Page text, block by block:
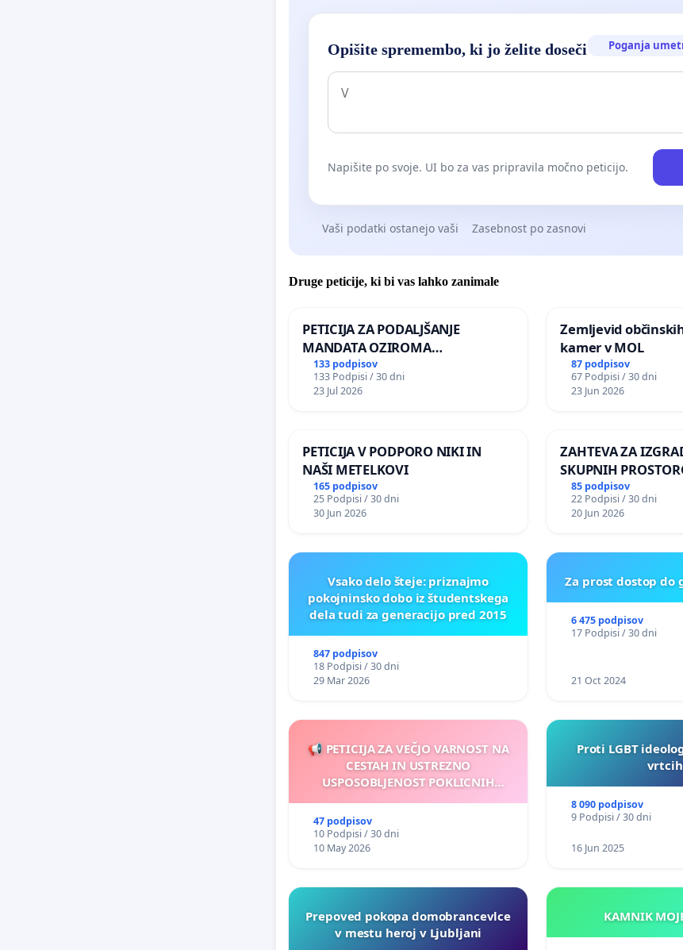
Opišite spremembo, ki jo želite doseči Poganja
Napišite po svoje. UI bo za vas pripravila močno peticijo.
Vaši podatki ostanejo vaši Zasebnost po zasnovi
Druge peticije, ki bi vas lahko zanimale
PETICIJA ZA PODALJŠANJE
MANDATA OZIROMA
ČIMPREJŠNJO PONOVNO
NAPOTITEV GOSPODA BERNARDA
ŠRAJNERJA NA VELEPOSLANIŠTVO
133 podpisov
133 Podpisi / 30 dni
23 Jul 2026
Zemljevid
kamer v MOL
87 podpisov
67 Podpisi / 30 dni
23 Jun 2026
PETICIJA V PODPORO NIKI IN
NAŠI METELKOVI
165 podpisov
25 Podpisi / 30 dni
30 Jun 2026
ZAHTEVA ZA
SKUPNIH
PREBIVALCE
SKUPNOSTI
85 podpisov
22 Podpisi / 30 dni
20 Jun 2026
Vsako delo šteje: priznajmo
pokojninsko dobo iz študentskega
dela tudi za generacijo pred 2015
847 podpisov
18 Podpisi / 30 dni
29 Mar 2026
Za prost dostop do
6 475 podpisov
17 Podpisi / 30 dni
21 Oct 2024
📢 PETICIJA ZA VEČJO VARNOST NA
CESTAH IN USTREZNO
USPOSOBLJENOST POKLICNIH
47 podpisov
10 Podpisi / 30 dni
10 May 2026
Proti LGBT
8 090 podpisov
9 Podpisi / 30 dni
16 Jun 2025
Prepoved pokopa domobrancevlce
v mestu heroj v Ljubljani